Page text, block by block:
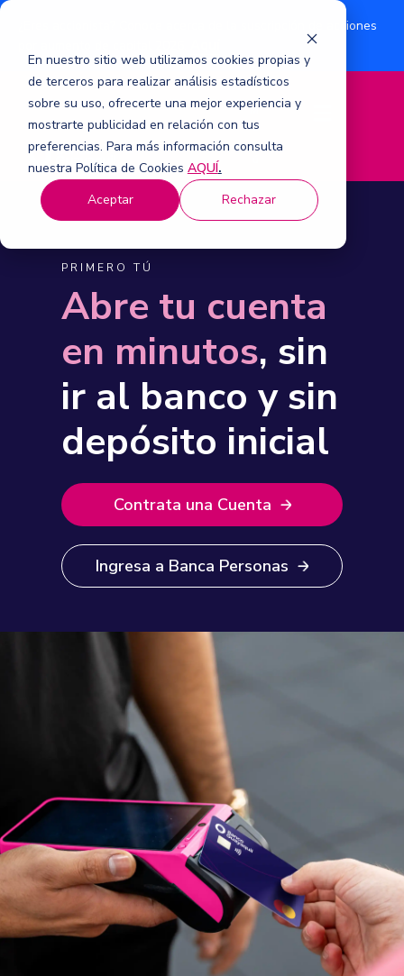
En nuestro sitio web utilizamos cookies propias y
de terceros para realizar análisis estadísticos
sobre su uso, ofrecerte una mejor experiencia y
mostrarte publicidad en relación con tus
preferencias. Para más información consulta
nuestra Política de Cookies AQUÍ.
Aceptar
Rechazar
¿Eres accionista? Conoce acerca de la suscripción de acciones
M
e
n
PRIMERO TÚ
Abre tu cuenta
en minutos, sin
ir al banco y sin
depósito inicial
Contrata una Cuenta
Ingresa a Banca Personas